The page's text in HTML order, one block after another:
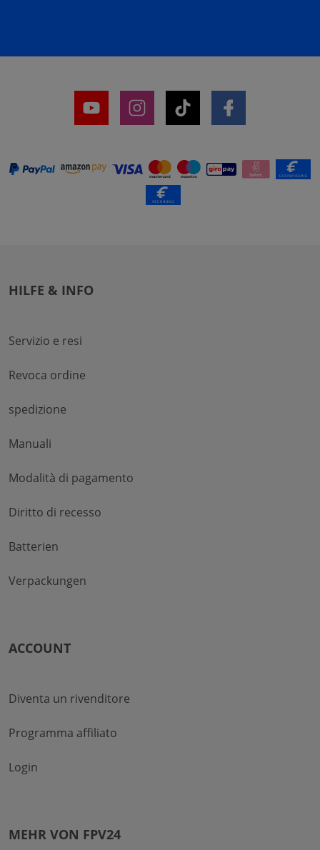
HILFE & INFO
Servizio e resi
Revoca ordine
spedizione
Manuali
Modalità di pagamento
Diritto di recesso
Batterien
Verpackungen
ACCOUNT
Diventa un rivenditore
Programma affiliato
Login
MEHR VON FPV24